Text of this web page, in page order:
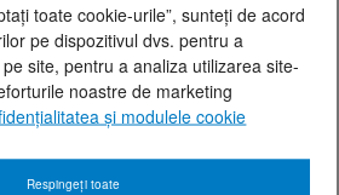
toate cookie-urile”, sunteți de acord
pe dispozitivul dvs. pentru a
site, pentru a analiza utilizarea site-
noastre de marketing
și modulele cookie
Respingeți toate